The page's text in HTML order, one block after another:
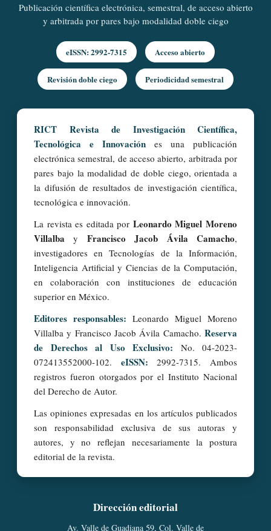
Publicación científica electrónica, semestral, de acceso abierto
y arbitrada por pares bajo modalidad doble ciego
eISSN: 2992-7315 Acceso abierto
Revisión doble ciego Periodicidad semestral
RICT Revista de Investigación Científica,
Tecnológica e Innovación es una publicación
electrónica semestral, de acceso abierto, arbitrada por
pares bajo la modalidad de doble ciego, orientada a
la difusión de resultados de investigación científica,
tecnológica e innovación.
La revista es editada por Leonardo Miguel Moreno
Villalba y Francisco Jacob Ávila Camacho,
investigadores en Tecnologías de la Información,
Inteligencia Artificial y Ciencias de la Computación,
en colaboración con instituciones de educación
superior en México.
Editores responsables: Leonardo Miguel Moreno
Villalba y Francisco Jacob Ávila Camacho. Reserva
de Derechos al Uso Exclusivo: No. 04-2023-
072413552000-102. eISSN: 2992-7315. Ambos
registros fueron otorgados por el Instituto Nacional
del Derecho de Autor.
Las opiniones expresadas en los artículos publicados
son responsabilidad exclusiva de sus autoras y
autores, y no reflejan necesariamente la postura
editorial de la revista.
Dirección editorial
Av. Valle de Guadiana 59, Col. Valle de